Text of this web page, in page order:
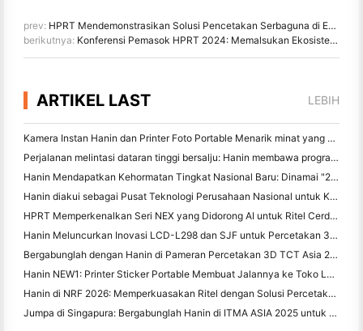
prev: HPRT Mendemonstrasikan Solusi Pencetakan Serbaguna di EuroCIS 2024
berikutnya: Konferensi Pemasok HPRT 2024: Memalsukan Ekosistem Pencetakan Global Premier
ARTIKEL LAST LEBIH
Kamera Instan Hanin dan Printer Foto Portable Menarik minat yang kuat di IEAE Shenzhen 2026
Perjalanan melintasi dataran tinggi bersalju: Hanin membawa program pendidikan fotografi kepada anak-anak di Qamdo
Hanin Mendapatkan Kehormatan Tingkat Nasional Baru: Dinamai "2026 Made in China · Merek Terpercaya oleh Konsumen"
Hanin diakui sebagai Pusat Teknologi Perusahaan Nasional untuk Kepemimpinan Inovasi
HPRT Memperkenalkan Seri NEX yang Didorong AI untuk Ritel Cerdas di CHINASHOP 2026
Hanin Meluncurkan Inovasi LCD-L298 dan SJF untuk Percetakan 3D Industri di TCT Asia 2026
Bergabunglah dengan Hanin di Pameran Percetakan 3D TCT Asia 2026
Hanin NEW1: Printer Sticker Portable Membuat Jalannya ke Toko LOFT Jepang
Hanin di NRF 2026: Memperkuasakan Ritel dengan Solusi Percetakan Cerdas Skenario Penuh
Jumpa di Singapura: Bergabunglah Hanin di ITMA ASIA 2025 untuk menyaksikan Teknologi Percetakan Digital Terbaru